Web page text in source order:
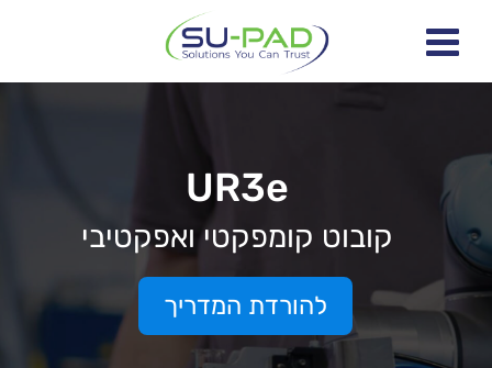
UR3e
קובוט קומפקטי ואפקטיבי
להורדת המדריך